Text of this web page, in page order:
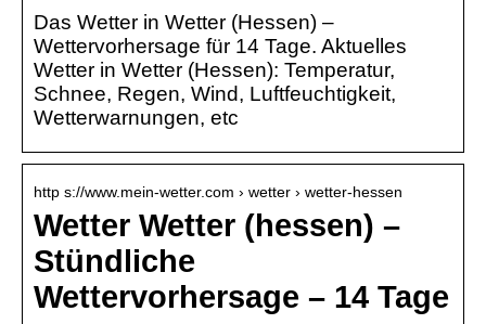
Das Wetter in Wetter (Hessen) –
Wettervorhersage für 14 Tage. Aktuelles
Wetter in Wetter (Hessen): Temperatur,
Schnee, Regen, Wind, Luftfeuchtigkeit,
Wetterwarnungen, etc
http s://www.mein-wetter.com › wetter › wetter-hessen
Wetter Wetter (hessen) –
Stündliche
Wettervorhersage – 14 Tage